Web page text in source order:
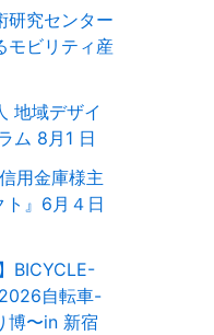
研究センター
モビリティ産
地域デザイ
ム 8月1 日
用金庫様主
』6月４日
BICYCLE-
⾃転⾞-
博〜in 新宿